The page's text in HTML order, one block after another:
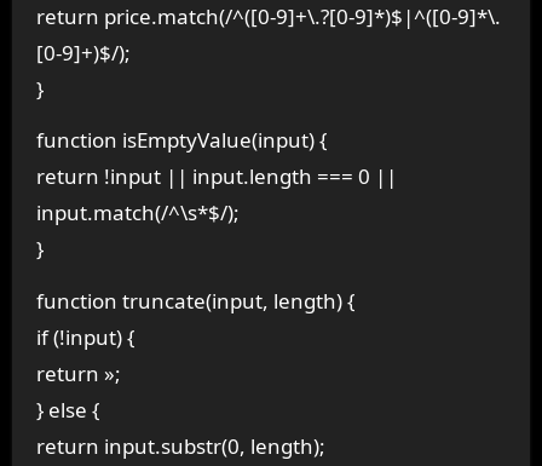
return price.match(/^([0-9]+\.?[0-9]*)$|^([0-9]*\.
[0-9]+)$/);
}
function isEmptyValue(input) {
return !input || input.length === 0 ||
input.match(/^\s*$/);
}
function truncate(input, length) {
if (!input) {
return »;
} else {
return input.substr(0, length);